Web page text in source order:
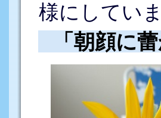
様にしていま
「朝顔に